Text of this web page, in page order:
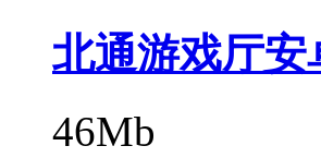
北通游戏厅安
46Mb